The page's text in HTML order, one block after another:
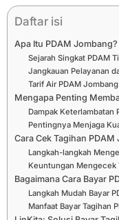
Daftar isi
Apa Itu PDAM Jombang?
Sejarah Singkat PDAM
Jangkauan Pelayanan
Tarif Air PDAM
Mengapa Penting
Dampak Keterlambatan
Pentingnya Menjaga
Cara Cek Tagihan PDAM
Langkah-langkah
Keuntungan Mengecek
Bagaimana Cara Bayar
Langkah Mudah Bayar
Manfaat Bayar Tagihan